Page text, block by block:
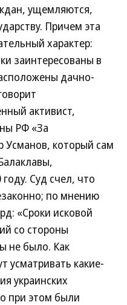
ущемляются,
Причем эта
характер:
заинтересованы в
дачно-
активист,
РФ «За
Усманов, который сам
Суд счел, что
по мнению
«Сроки исковой
со стороны
не было. Как
усматривать какие-
украинских
при этом были